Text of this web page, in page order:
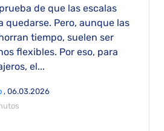
de que las escalas
quedarse. Pero, aunque las
tiempo, suelen ser
flexibles. Por eso, para
el...
, 06.03.2026